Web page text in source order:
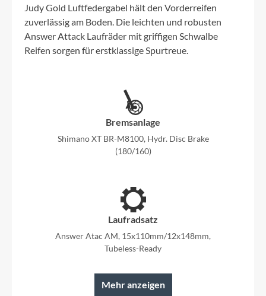
Judy Gold Luftfedergabel hält den Vorderreifen
zuverlässig am Boden. Die leichten und robusten
Answer Attack Laufräder mit griffigen Schwalbe
Reifen sorgen für erstklassige Spurtreue.
Bremsanlage
Shimano XT BR-M8100, Hydr. Disc Brake
(180/160)
Laufradsatz
Answer Atac AM, 15x110mm/12x148mm,
Tubeless-Ready
Mehr anzeigen